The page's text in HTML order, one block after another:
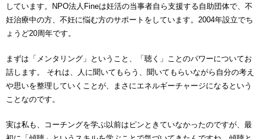
しています。NPO法人Fineは妊活の当事者自ら支援する自助団体で、不
妊治療中の方、不妊に悩む方のサポートをしています。2004年設立でち
ょうど20周年です。
まずは「メンタリング」ということ、「聴く」ことのパワーについてお
話します。 それは、人に聞いてもらう、聞いてもらいながら自分の考え
や思いを整理していくことが、まさにエネルギーチャージになるという
ことなのです。
実は私も、コーチングを学ぶ以前はピンときていなかったのですが、最